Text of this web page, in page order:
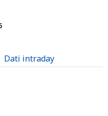
Dati intraday